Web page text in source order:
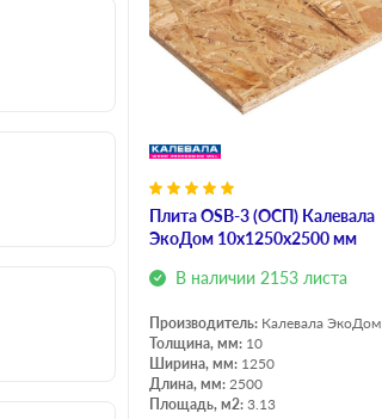
Плита OSB-3 (ОСП) Калевала
ЭкоДом 10х1250х2500 мм
В наличии 2153 листа
Производитель: Калевала ЭкоДом
Толщина, мм: 10
Ширина, мм: 1250
Длина, мм: 2500
Площадь, м2: 3.13